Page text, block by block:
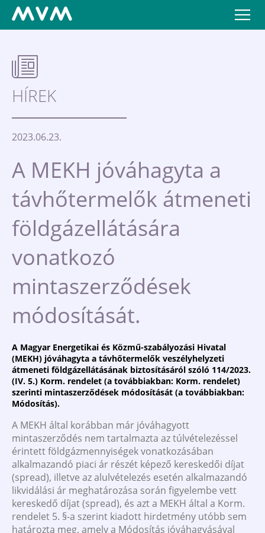
HÍREK
2023.06.23.
A MEKH jóváhagyta a
távhőtermelők átmeneti
földgázellátására
vonatkozó
mintaszerződések
módosítását.
A Magyar Energetikai és Közmű-szabályozási Hivatal
(MEKH) jóváhagyta a távhőtermelők veszélyhelyzeti
átmeneti földgázellátásának biztosításáról szóló 114/2023.
(IV. 5.) Korm. rendelet (a továbbiakban: Korm. rendelet)
szerinti mintaszerződések módosítását (a továbbiakban:
Módosítás).
A MEKH által korábban már jóváhagyott
mintaszerződés nem tartalmazta az túlvételezéssel
érintett földgázmennyiségek vonatkozásában
alkalmazandó piaci ár részét képező kereskedői díjat
(spread), illetve az alulvételezés esetén alkalmazandó
likvidálási ár meghatározása során figyelembe vett
kereskedő díjat (spread), és azt a MEKH által a Korm.
rendelet 5. §-a szerint kiadott hirdetmény utóbb sem
határozta meg, amely a Módosítás jóváhagyásával